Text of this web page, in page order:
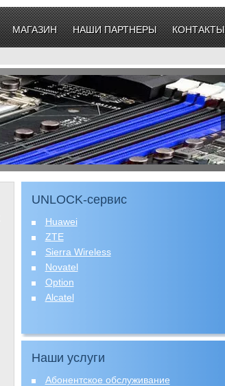
МАГАЗИН НАШИ ПАРТНЕРЫ КОНТАКТЫ
UNLOCK-сервис
Huawei
ZTE
Sierra Wireless
Novatel
Option
Alcatel
Наши услуги
Абонентское обслуживание